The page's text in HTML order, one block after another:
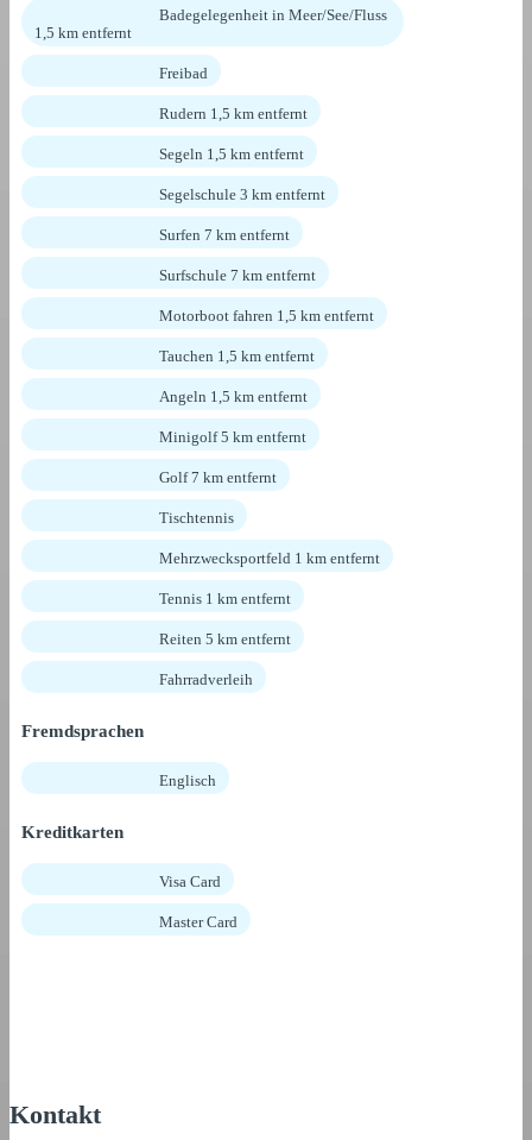
Badegelegenheit in Meer/See/Fluss
1,5 km entfernt
Freibad
Rudern 1,5 km entfernt
Segeln 1,5 km entfernt
Segelschule 3 km entfernt
Surfen 7 km entfernt
Surfschule 7 km entfernt
Motorboot fahren 1,5 km entfernt
Tauchen 1,5 km entfernt
Angeln 1,5 km entfernt
Minigolf 5 km entfernt
Golf 7 km entfernt
Tischtennis
Mehrzwecksportfeld 1 km entfernt
Tennis 1 km entfernt
Reiten 5 km entfernt
Fahrradverleih
Fremdsprachen
Englisch
Kreditkarten
Visa Card
Master Card
Kontakt